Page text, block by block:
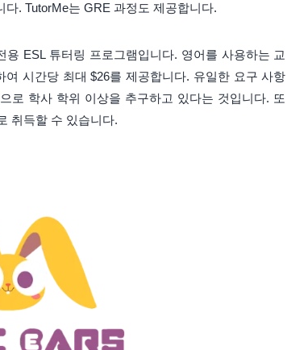
. TutorMe는 GRE 과정도 제공합니다.
ESL 튜터링 프로그램입니다. 영어를 사용하는 교
시간당 최대 $26를 제공합니다. 유일한 요구 사항
로 학사 학위 이상을 추구하고 있다는 것입니다. 또
취득할 수 있습니다.